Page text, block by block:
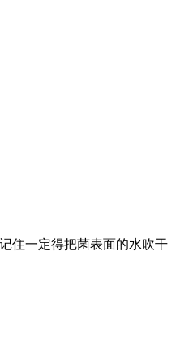
住一定得把菌表面的水吹干